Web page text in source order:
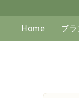
Home ブ